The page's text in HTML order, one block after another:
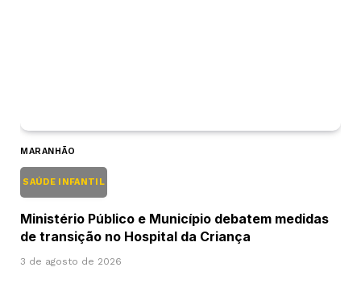
MARANHÃO
SAÚDE INFANTIL
Ministério Público e Município debatem medidas
de transição no Hospital da Criança
3 de agosto de 2026